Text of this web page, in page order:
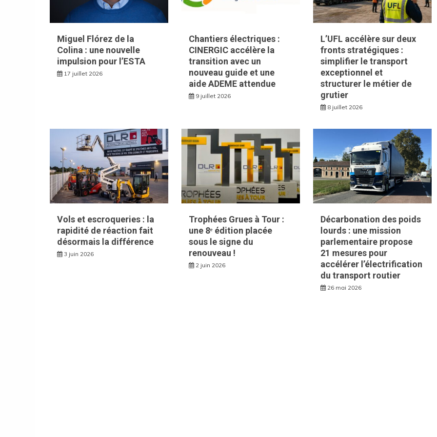
Miguel Flórez de la
Colina : une nouvelle
impulsion pour l’ESTA
17 juillet 2026
Chantiers électriques :
CINERGIC accélère la
transition avec un
nouveau guide et une
aide ADEME attendue
9 juillet 2026
L’UFL accélère sur deux
fronts stratégiques :
simplifier le transport
exceptionnel et
structurer le métier de
grutier
8 juillet 2026
Vols et escroqueries : la
rapidité de réaction fait
désormais la différence
3 juin 2026
Trophées Grues à Tour :
une 8ᵉ édition placée
sous le signe du
renouveau !
2 juin 2026
Décarbonation des poids
lourds : une mission
parlementaire propose
21 mesures pour
accélérer l’électrification
du transport routier
26 mai 2026